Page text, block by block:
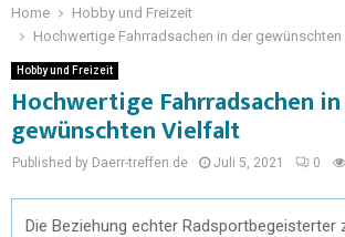
Home
Hobby und Freizeit
Hochwertige Fahrradsachen in der
Hobby und Freizeit
Hochwertige Fahrradsachen
gewünschten Vielfalt
Published by Daerr-treffen.de Juli 5, 2021 0
Die Beziehung echter Radsportbegeisterter